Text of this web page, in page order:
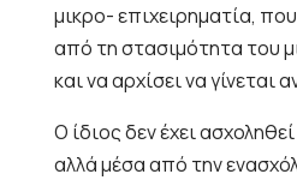
μικρο- επιχειρηματία,
από τη στασιμότητα του
και να αρχίσει να γίνεται
Ο ίδιος δεν έχει
αλλά μέσα από την